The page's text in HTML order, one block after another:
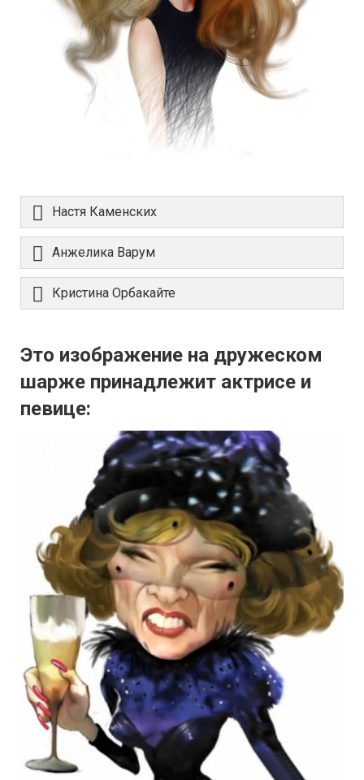
Настя Каменских
Анжелика Варум
Кристина Орбакайте
Это изображение на дружеском
шарже принадлежит актрисе и
певице: